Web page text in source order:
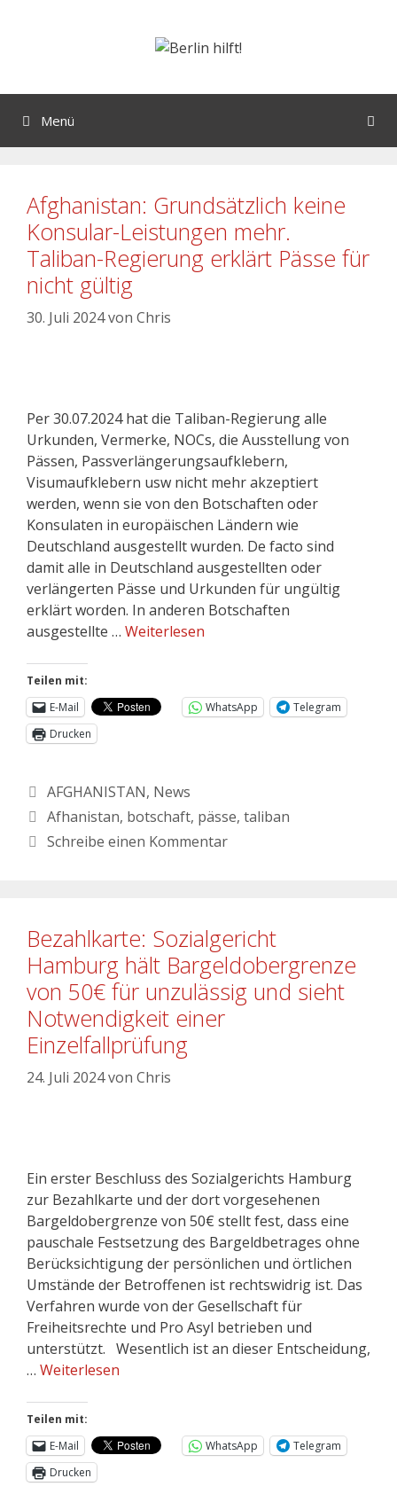
Menü
Afghanistan: Grundsätzlich keine
Konsular-Leistungen mehr.
Taliban-Regierung erklärt Pässe für
nicht gültig
30. Juli 2024von Chris
Per 30.07.2024 hat die Taliban-Regierung alle
Urkunden, Vermerke, NOCs, die Ausstellung von
Pässen, Passverlängerungsaufklebern,
Visumaufklebern usw nicht mehr akzeptiert
werden, wenn sie von den Botschaften oder
Konsulaten in europäischen Ländern wie
Deutschland ausgestellt wurden. De facto sind
damit alle in Deutschland ausgestellten oder
verlängerten Pässe und Urkunden für ungültig
erklärt worden. In anderen Botschaften
ausgestellte … Weiterlesen
Teilen mit:
E-Mail
WhatsApp
Telegram
Drucken
AFGHANISTAN, News
Afhanistan, botschaft, pässe, taliban
Schreibe einen Kommentar
Bezahlkarte: Sozialgericht
Hamburg hält Bargeldobergrenze
von 50€ für unzulässig und sieht
Notwendigkeit einer
Einzelfallprüfung
24. Juli 2024von Chris
Ein erster Beschluss des Sozialgerichts Hamburg
zur Bezahlkarte und der dort vorgesehenen
Bargeldobergrenze von 50€ stellt fest, dass eine
pauschale Festsetzung des Bargeldbetrages ohne
Berücksichtigung der persönlichen und örtlichen
Umstände der Betroffenen ist rechtswidrig ist. Das
Verfahren wurde von der Gesellschaft für
Freiheitsrechte und Pro Asyl betrieben und
unterstützt. Wesentlich ist an dieser Entscheidung,
… Weiterlesen
Teilen mit:
E-Mail
WhatsApp
Telegram
Drucken